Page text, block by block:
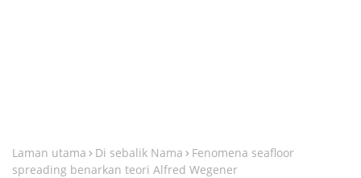
Laman utama Di sebalik Nama
Fenomena seafloor
spreading benarkan teori Alfred Wegener